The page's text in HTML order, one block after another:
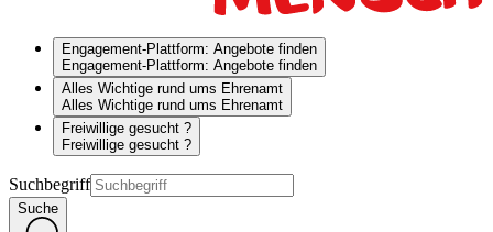
Engagement-Plattform: Angebote finden
Engagement-Plattform: Angebote finden
Alles Wichtige rund ums Ehrenamt
Alles Wichtige rund ums Ehrenamt
Freiwillige gesucht ?
Freiwillige gesucht ?
Suchbegriff
Suche